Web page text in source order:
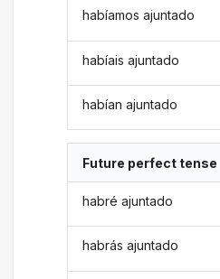
habíamos ajuntado
habíais ajuntado
habían ajuntado
Future perfect tense
habré ajuntado
habrás ajuntado